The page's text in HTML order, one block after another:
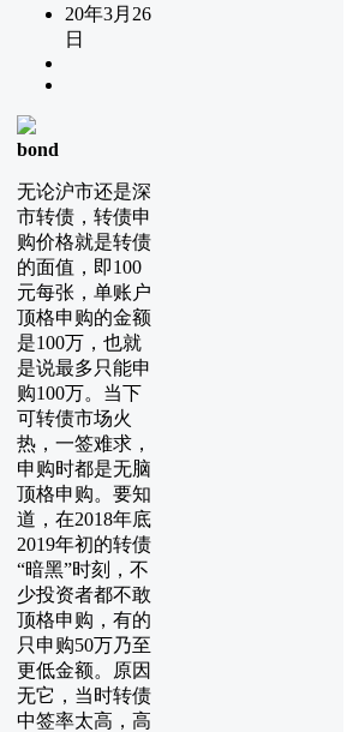
20年3月26
日
bond
无论沪市还是深
市转债，转债申
购价格就是转债
的面值，即100
元每张，单账户
顶格申购的金额
是100万，也就
是说最多只能申
购100万。当下
可转债市场火
热，一签难求，
申购时都是无脑
顶格申购。要知
道，在2018年底
2019年初的转债
“暗黑”时刻，不
少投资者都不敢
顶格申购，有的
只申购50万乃至
更低金额。原因
无它，当时转债
中签率太高，高